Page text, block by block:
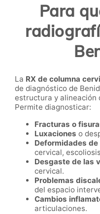
Para
La RX de columna
de diagnóstico de
estructura y alineación
Permite diagnosticar:
Fracturas o
Luxaciones o
Deformidades de
cervical,
Desgaste de las
cervical.
Problemas
del espacio
Cambios
articulaciones.